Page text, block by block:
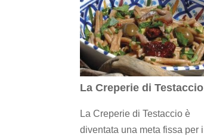
La Creperie di Testaccio
La Creperie di Testaccio è
diventata una meta fissa per i